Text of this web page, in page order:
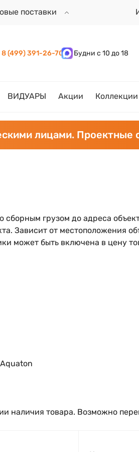
поставки
8 (499) 391-26-70 Будни с 10 до 18
ВИДУАРЫ Акции Коллекции
лицами. Проектные
грузом до адреса
Зависит от местоположения
может быть включена в цену
наличия товара. Возможно